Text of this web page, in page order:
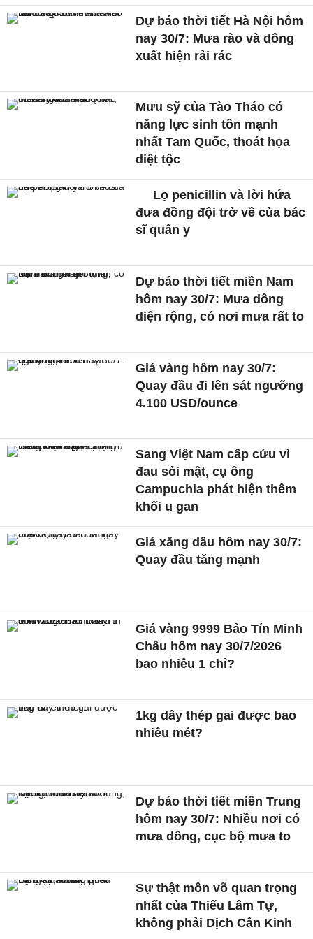
Dự báo thời tiết Hà Nội hôm
nay 30/7: Mưa rào và dông
xuất hiện rải rác
Mưu sỹ của Tào Tháo có
năng lực sinh tồn mạnh
nhất Tam Quốc, thoát họa
diệt tộc
Lọ penicillin và lời hứa
đưa đồng đội trở về của bác
sĩ quân y
Dự báo thời tiết miền Nam
hôm nay 30/7: Mưa dông
diện rộng, có nơi mưa rất to
Giá vàng hôm nay 30/7:
Quay đầu đi lên sát ngưỡng
4.100 USD/ounce
Sang Việt Nam cấp cứu vì
đau sỏi mật, cụ ông
Campuchia phát hiện thêm
khối u gan
Giá xăng dầu hôm nay 30/7:
Quay đầu tăng mạnh
Giá vàng 9999 Bảo Tín Minh
Châu hôm nay 30/7/2026
bao nhiêu 1 chỉ?
1kg dây thép gai được bao
nhiêu mét?
Dự báo thời tiết miền Trung
hôm nay 30/7: Nhiều nơi có
mưa dông, cục bộ mưa to
Sự thật môn võ quan trọng
nhất của Thiếu Lâm Tự,
không phải Dịch Cân Kinh